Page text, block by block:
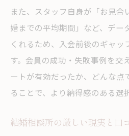
結婚相談所スタッフ
結婚相談所でぶっち
穴
結婚相談所のスタッ
結婚相談所の裏側か
ト
結婚相談所でよくある
また、スタッフ自身が「お見合
婚までの平均期間」など、デー
くれるため、入会前後のギャッ
す。会員の成功・失敗事例を交
ートが有効だったか、どんな点
ることで、より納得感のある選
結婚相談所の厳しい現実と口